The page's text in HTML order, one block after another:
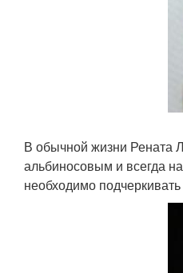
В обычной жизни Рената
альбиносовым и всегда
необходимо